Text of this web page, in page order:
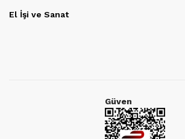
El İşi ve Sanat
Güven